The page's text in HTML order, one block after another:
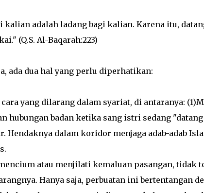
kalian adalah ladang bagi kalian. Karena itu,
(Q.S. Al-Baqarah:223)
ada dua hal yang perlu diperhatikan:
yang dilarang dalam syariat, di antaranya:
hubungan badan ketika sang istri sedang
Hendaknya dalam koridor menjaga adab-adab
atau menjilati kemaluan pasangan, tidak
Hanya saja, perbuatan ini bertentangan